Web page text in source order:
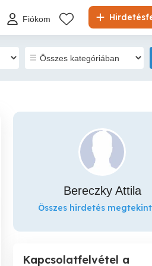
Fiókom
Bereczky Attila
Összes hirdetés
Kapcsolatfelvétel a